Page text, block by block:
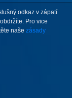
odkaz v zápatí
Pro vice
naše zásady